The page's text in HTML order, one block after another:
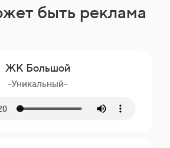
быть реклама
ЖК Большой
-Уникальный-